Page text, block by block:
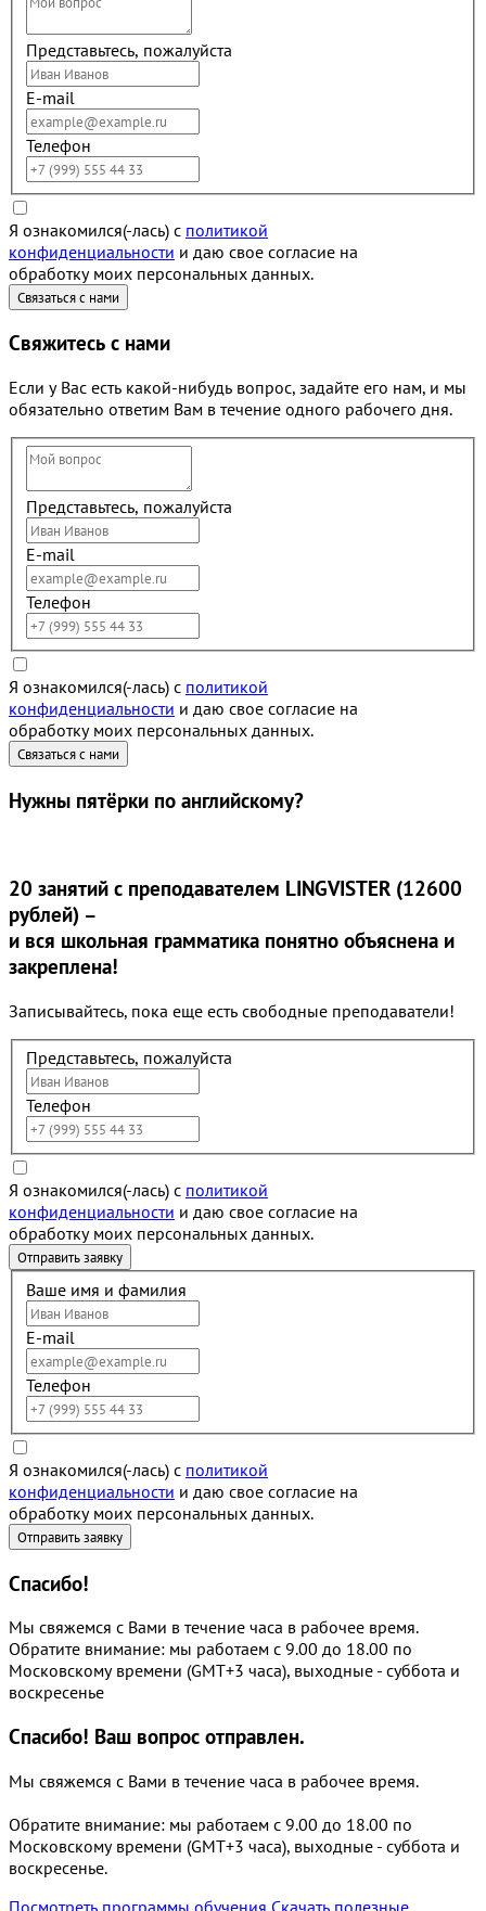
Представьтесь, пожалуйста
E-mail
Телефон
Я ознакомился(-лась) с политикой
конфиденциальности и даю свое согласие на
обработку моих персональных данных.
Свяжитесь с нами
Если у Вас есть какой-нибудь вопрос, задайте его нам, и мы
обязательно ответим Вам в течение одного рабочего дня.
Представьтесь, пожалуйста
E-mail
Телефон
Я ознакомился(-лась) с политикой
конфиденциальности и даю свое согласие на
обработку моих персональных данных.
Нужны пятёрки по английскому?
20 занятий с преподавателем LINGVISTER (12600
рублей) –
и вся школьная грамматика понятно объяснена и
закреплена!
Записывайтесь, пока еще есть свободные преподаватели!
Представьтесь, пожалуйста
Телефон
Я ознакомился(-лась) с политикой
конфиденциальности и даю свое согласие на
обработку моих персональных данных.
Ваше имя и фамилия
E-mail
Телефон
Я ознакомился(-лась) с политикой
конфиденциальности и даю свое согласие на
обработку моих персональных данных.
Спасибо!
Мы свяжемся с Вами в течение часа в рабочее время.
Обратите внимание: мы работаем с 9.00 до 18.00 по
Московскому времени (GMT+3 часа), выходные - суббота и
воскресенье
Спасибо! Ваш вопрос отправлен.
Мы свяжемся с Вами в течение часа в рабочее время.
Обратите внимание: мы работаем с 9.00 до 18.00 по
Московскому времени (GMT+3 часа), выходные - суббота и
воскресенье.
Посмотреть программы обучения Скачать полезные